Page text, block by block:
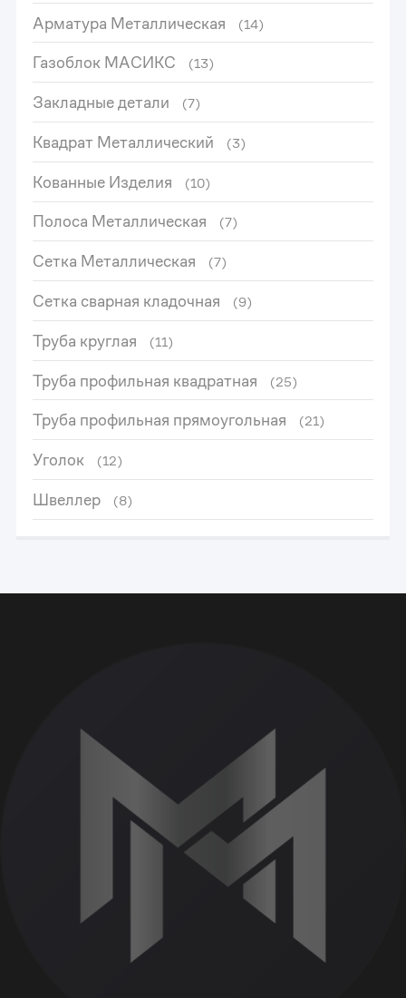
Арматура Металлическая (14)
Газоблок МАСИКС (13)
Закладные детали (7)
Квадрат Металлический (3)
Кованные Изделия (10)
Полоса Металлическая (7)
Сетка Металлическая (7)
Сетка сварная кладочная (9)
Труба круглая (11)
Труба профильная квадратная (25)
Труба профильная прямоугольная (21)
Уголок (12)
Швеллер (8)